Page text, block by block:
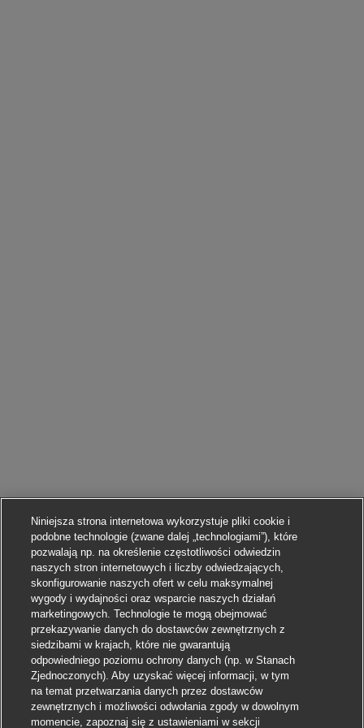
Niniejsza strona internetowa wykorzystuje pliki cookie i
podobne technologie (zwane dalej „technologiami”), które
pozwalają np. na określenie częstotliwości odwiedzin
naszych stron internetowych i liczby odwiedzających,
skonfigurowanie naszych ofert w celu maksymalnej
wygody i wydajności oraz wsparcie naszych działań
marketingowych. Technologie te mogą obejmować
przekazywanie danych do dostawców zewnętrznych z
siedzibami w krajach, które nie gwarantują
odpowiedniego poziomu ochrony danych (np. w Stanach
Zjednoczonych). Aby uzyskać więcej informacji, w tym
na temat przetwarzania danych przez dostawców
zewnętrznych i możliwości odwołania zgody w dowolnym
momencie, zapoznaj się z ustawieniami w sekcji